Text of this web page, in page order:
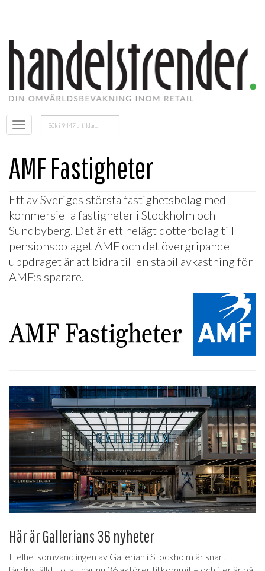
Öppna
menyn
Sök
efter:
AMF Fastigheter
Ett av Sveriges största fastighetsbolag med
kommersiella fastigheter i Stockholm och
Sundbyberg. Det är ett helägt dotterbolag till
pensionsbolaget AMF och det övergripande
uppdraget är att bidra till en stabil avkastning för
AMF:s sparare.
Här är Gallerians 36 nyheter
Helhetsomvandlingen av Gallerian i Stockholm är snart